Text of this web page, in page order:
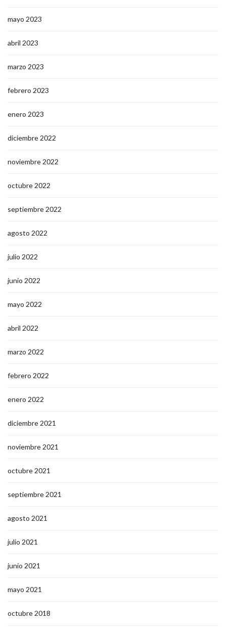
septiembre 2023
junio 2023
mayo 2023
abril 2023
marzo 2023
febrero 2023
enero 2023
diciembre 2022
noviembre 2022
octubre 2022
septiembre 2022
agosto 2022
julio 2022
junio 2022
mayo 2022
abril 2022
marzo 2022
febrero 2022
enero 2022
diciembre 2021
noviembre 2021
octubre 2021
septiembre 2021
agosto 2021
julio 2021
junio 2021